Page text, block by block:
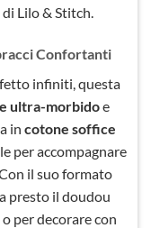
Lilo & Stitch.
Confortanti
infiniti, questa
ultra-morbidoe
in cotone soffice
per accompagnare
il suo formato
presto il doudou
per decorare con